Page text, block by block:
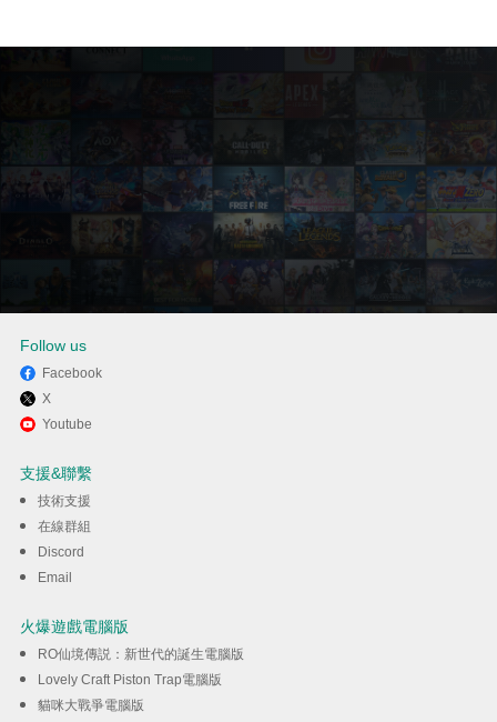
透過逍遙享受在電腦上玩The
Follow us
Facebook
X
Youtube
支援&聯繫
技術支援
在線群組
Discord
Email
火爆遊戲電腦版
RO仙境傳説：新世代的誕生電腦版
Lovely Craft Piston Trap電腦版
貓咪大戰爭電腦版